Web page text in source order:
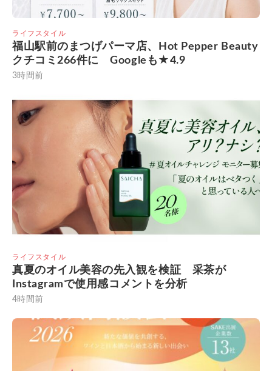
ライフスタイル
福山駅前のまつげパーマ店、Hot Pepper Beauty
クチコミ266件に Googleも★4.9
3時間前
ライフスタイル
真夏のオイル美容の先入観を検証 采茶が
Instagramで使用感コメントを分析
4時間前